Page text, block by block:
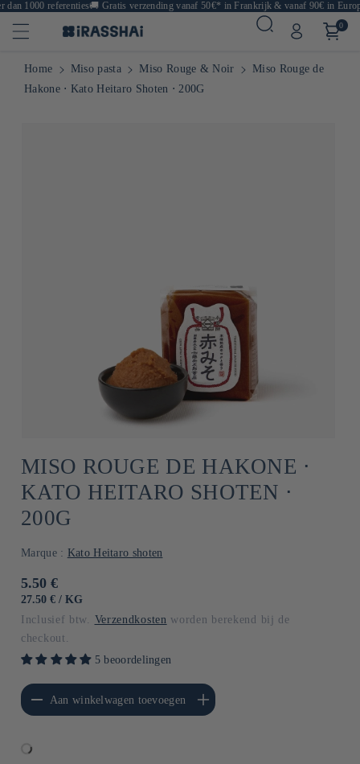
1000 referenties🚚Gratis verzending vanaf 50€* in Frankrijk & vanaf 90€ in Europa
0
Home Miso pasta Miso Rouge & Noir
Miso Rouge de
Hakone ⋅ Kato Heitaro Shoten ⋅ 200G
MISO ROUGE DE HAKONE ⋅
KATO HEITARO SHOTEN ⋅
200G
Marque : Kato Heitaro shoten
Normale
prijs
5.50 €
EENHEIDSPRIJS
27.50 € / PER
KG
Inclusief btw. Verzendkosten worden berekend bij de
checkout.
5 beoordelingen
voor Default
Title
Aan winkelwagen toevoegen
Aantal verhogen voor Default
Title